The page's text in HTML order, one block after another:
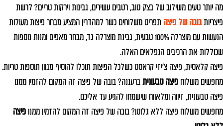
מה יותר טעים משילוב של בצק טוב, רטבים עשירים, גבינות וירקות טריים? לרשת
פיצריותבובה של פיצה תפריט משלוחים כשר למהדרין המציע מבחר פיצות מעולות
הנעשות עם מוצרלה 100% טבעית, גבינת מוצרלה גד, מבחר מאפים ומנות נוספות
שכוללות את הרכיבים הנפלאים האלה.
פיצה קלאסית, פיצה צ'יזי קראסט כשלכל הפיצות תוכלו להוסיף מגוון תוספות טריות.
מחפשים משלוח פיצה טבעונית ברעננה? בובה של פיצה זה המקום להזמין ממנו
פיצה טבעונית, זיווה ומלאווח שישמחו להגיע עד אליכם.
מחפשים משלוח פיצה ללא גלוטן? בובה של פיצה זה המקום להזמין ממנו פיצה